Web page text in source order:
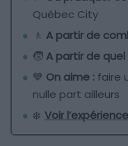
Québec City
🚶 A partir de
🧒A partir de quel
💙 On aime : faire
nulle part ailleurs
❄️ Voir l’expérience